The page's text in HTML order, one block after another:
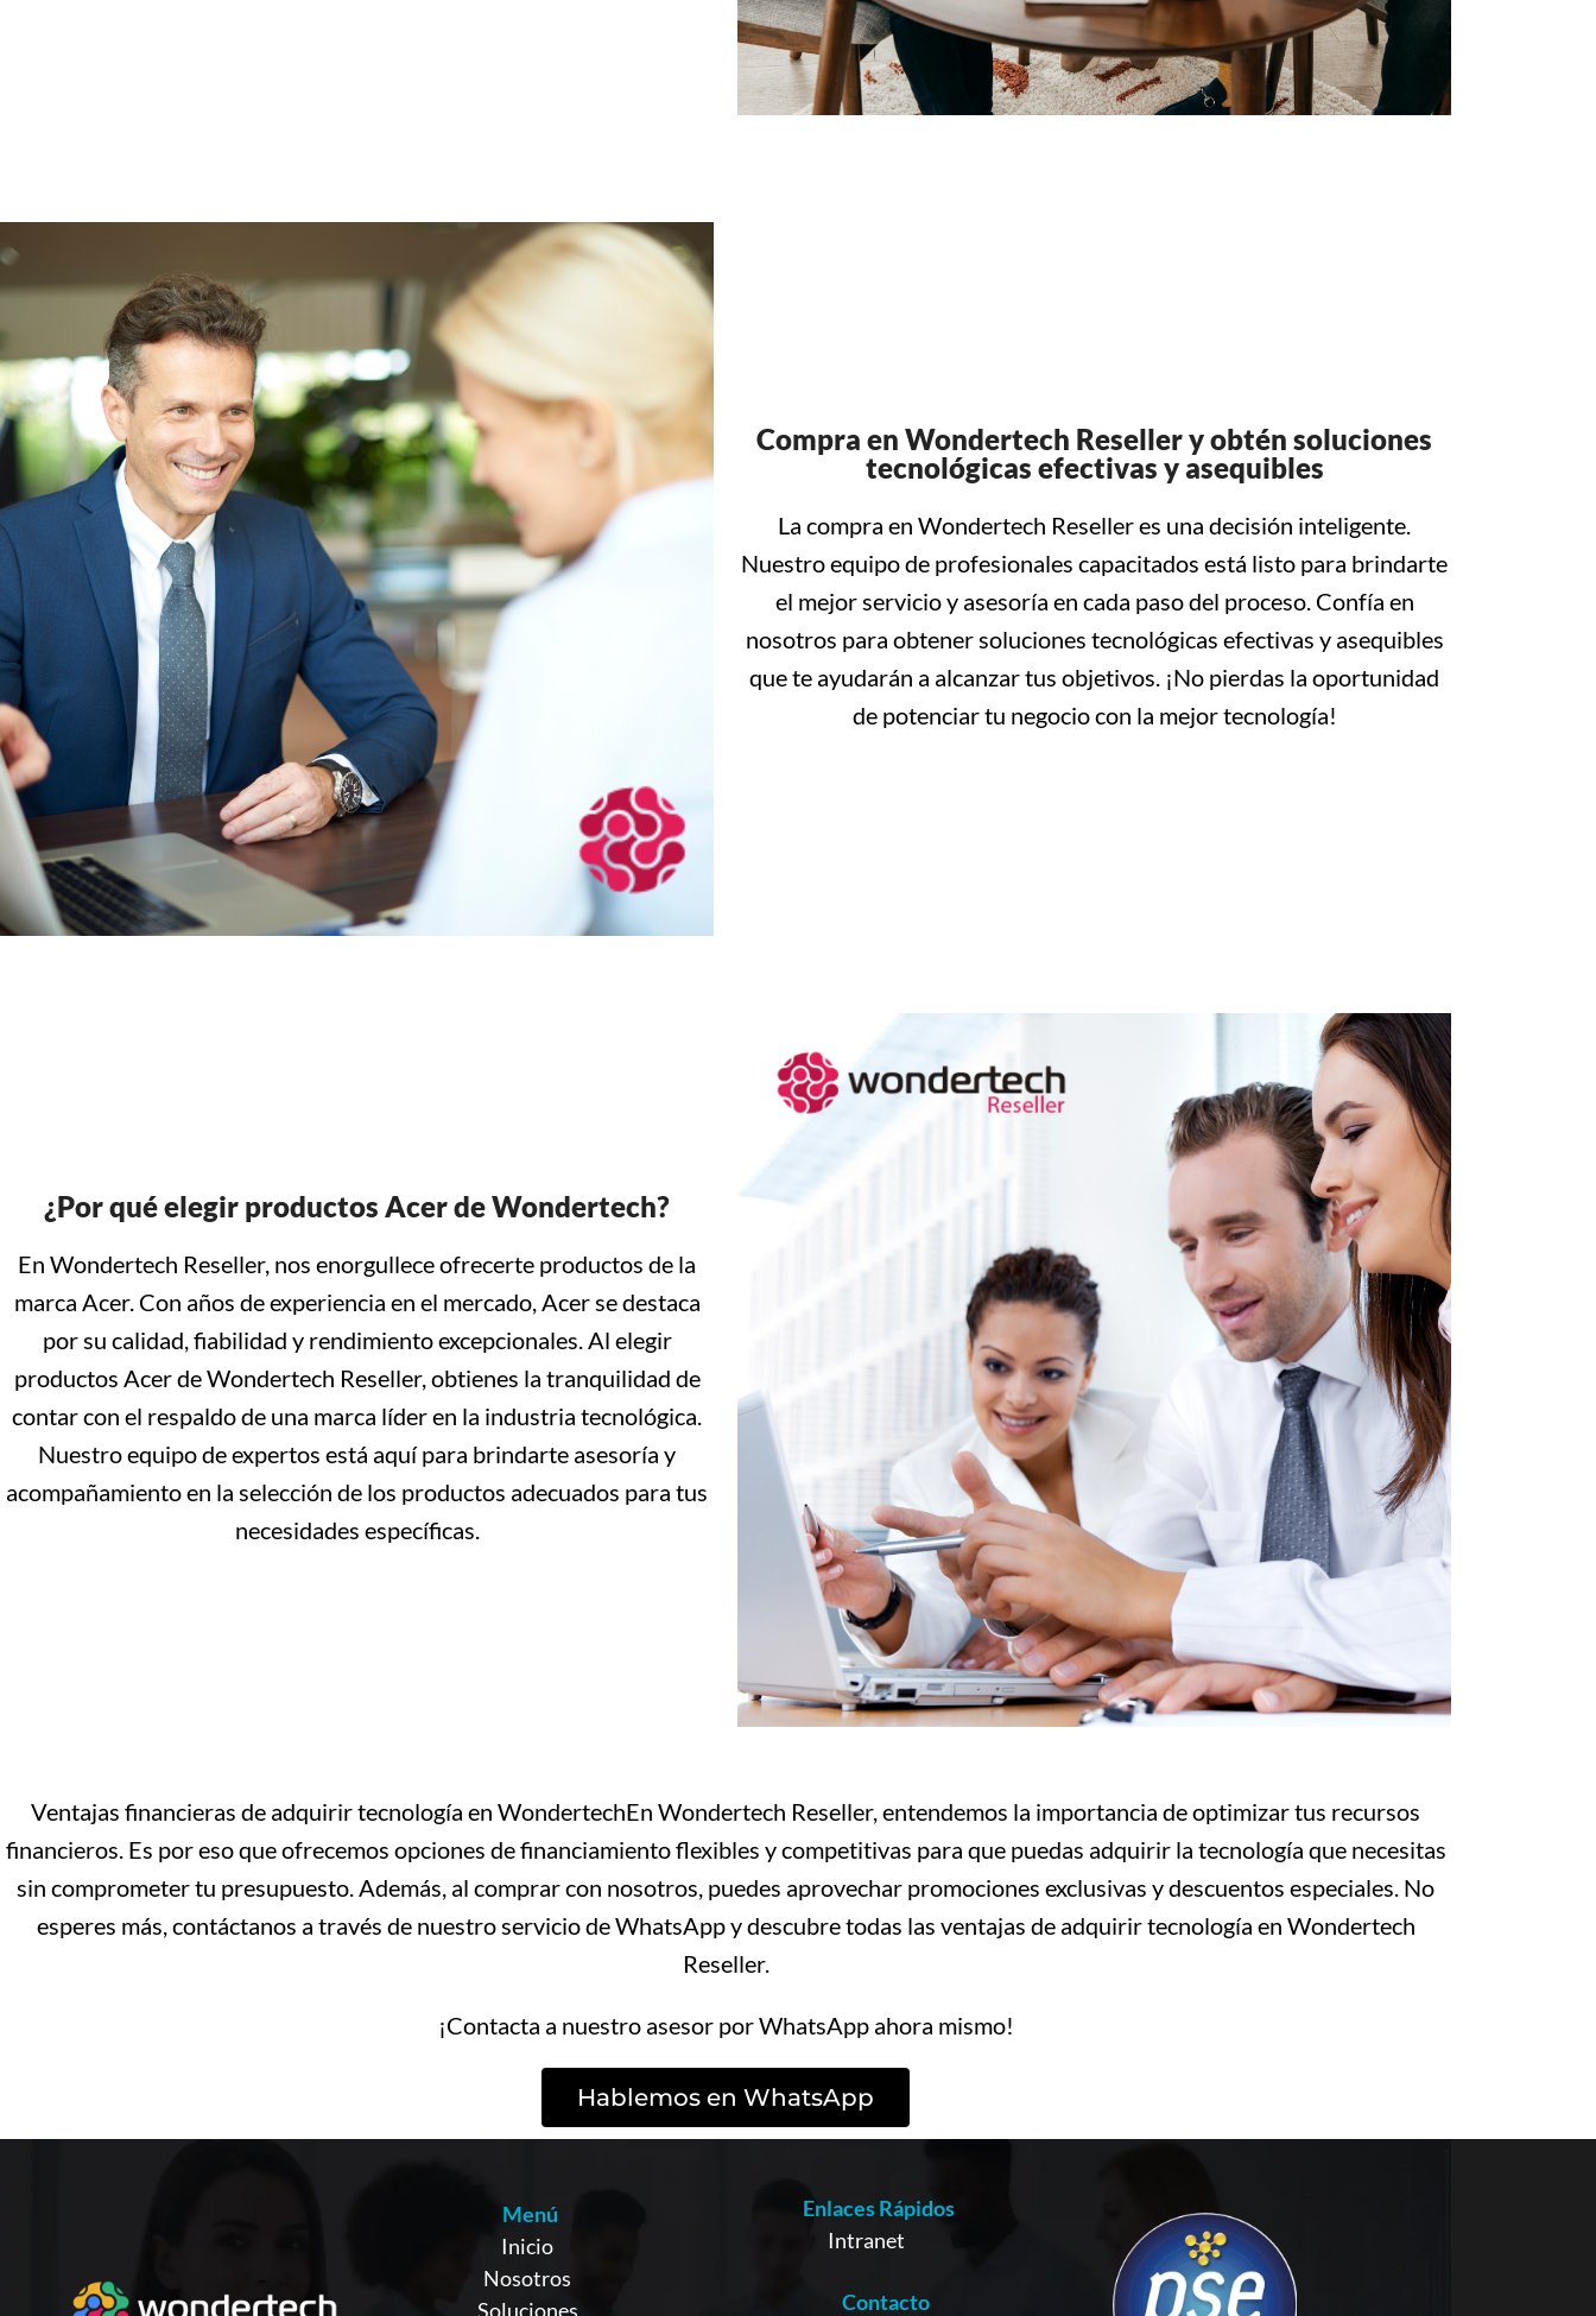
Compra en Wondertech Reseller y obtén soluciones
tecnológicas efectivas y asequibles
La compra en Wondertech Reseller es una decisión inteligente.
Nuestro equipo de profesionales capacitados está listo para brindarte
el mejor servicio y asesoría en cada paso del proceso. Confía en
nosotros para obtener soluciones tecnológicas efectivas y asequibles
que te ayudarán a alcanzar tus objetivos. ¡No pierdas la oportunidad
de potenciar tu negocio con la mejor tecnología!
¿Por qué elegir productos Acer de Wondertech?
En Wondertech Reseller, nos enorgullece ofrecerte productos de la
marca Acer. Con años de experiencia en el mercado, Acer se destaca
por su calidad, fiabilidad y rendimiento excepcionales. Al elegir
productos Acer de Wondertech Reseller, obtienes la tranquilidad de
contar con el respaldo de una marca líder en la industria tecnológica.
Nuestro equipo de expertos está aquí para brindarte asesoría y
acompañamiento en la selección de los productos adecuados para tus
necesidades específicas.
Ventajas financieras de adquirir tecnología en WondertechEn Wondertech Reseller, entendemos la importancia de optimizar tus recursos
financieros. Es por eso que ofrecemos opciones de financiamiento flexibles y competitivas para que puedas adquirir la tecnología que necesitas
sin comprometer tu presupuesto. Además, al comprar con nosotros, puedes aprovechar promociones exclusivas y descuentos especiales. No
esperes más, contáctanos a través de nuestro servicio de WhatsApp y descubre todas las ventajas de adquirir tecnología en Wondertech
Reseller.
¡Contacta a nuestro asesor por WhatsApp ahora mismo!
Hablemos en WhatsApp
Menú
Inicio
Nosotros
Soluciones
Enlaces Rápidos
Intranet
Contacto